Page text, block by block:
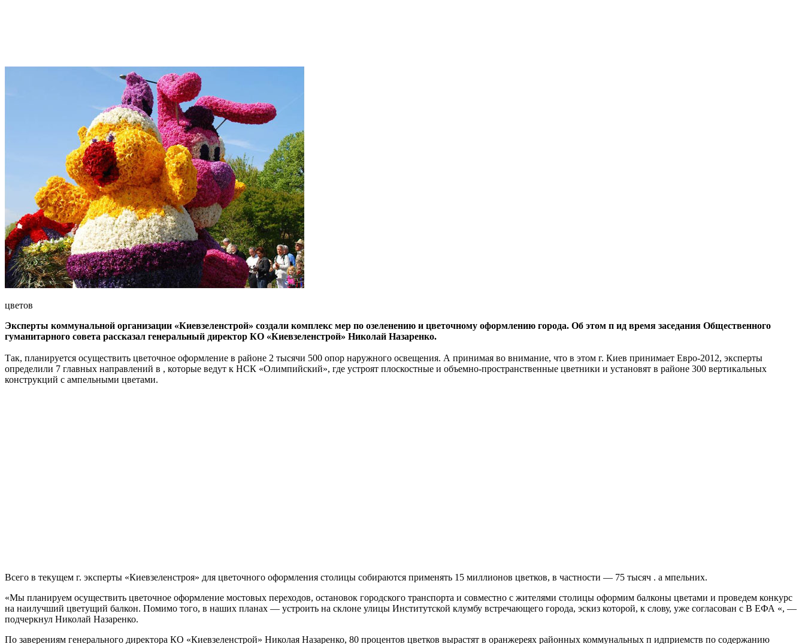
цветов
Эксперты коммунальной организации «Киевзеленстрой» создали комплекс мер по озеленению и цветочному оформлению города. Об этом п ид время заседания Общественного
гуманитарного совета рассказал генеральный директор КО «Киевзеленстрой» Николай Назаренко.
Так, планируется осуществить цветочное оформление в районе 2 тысячи 500 опор наружного освещения. А принимая во внимание, что в этом г. Киев принимает Евро-2012, эксперты
определили 7 главных направлений в , которые ведут к НСК «Олимпийский», где устроят плоскостные и объемно-пространственные цветники и установят в районе 300 вертикальных
конструкций с ампельными цветами.
Всего в текущем г. эксперты «Киевзеленстроя» для цветочного оформления столицы собираются применять 15 миллионов цветков, в частности — 75 тысяч . а мпельних.
«Мы планируем осуществить цветочное оформление мостовых переходов, остановок городского транспорта и совместно с жителями столицы оформим балконы цветами и проведем конкурс
на наилучший цветущий балкон. Помимо того, в наших планах — устроить на склоне улицы Институтской клумбу встречающего города, эскиз которой, к слову, уже согласован с В ЕФА «, —
подчеркнул Николай Назаренко.
По заверениям генерального директора КО «Киевзеленстрой» Николая Назаренко, 80 процентов цветков вырастят в оранжереях районных коммунальных п идприемств по содержанию